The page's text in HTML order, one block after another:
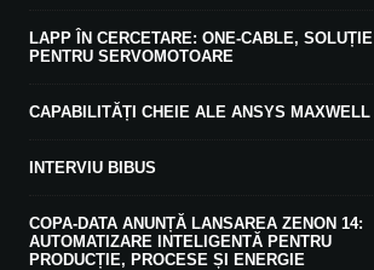
LAPP ÎN CERCETARE: ONE-CABLE, SOLUȚIE
PENTRU SERVOMOTOARE
CAPABILITĂȚI CHEIE ALE ANSYS MAXWELL
INTERVIU BIBUS
COPA-DATA ANUNȚĂ LANSAREA ZENON 14:
AUTOMATIZARE INTELIGENTĂ PENTRU
PRODUCȚIE, PROCESE ȘI ENERGIE